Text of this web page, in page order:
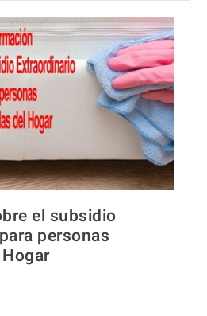
el subsidio
personas